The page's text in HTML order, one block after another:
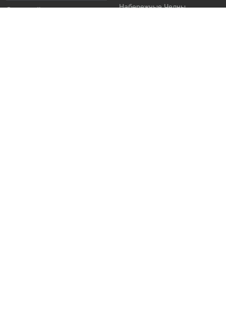
Остерегайтесь подделок
Набережные Челны